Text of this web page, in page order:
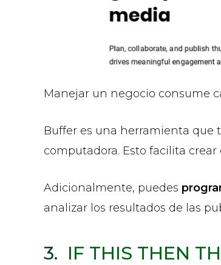
Manejar un negocio consume
Buffer es una herramienta que
computadora. Esto facilita
Adicionalmente, puedes
analizar los resultados de las
3. IF THIS THEN